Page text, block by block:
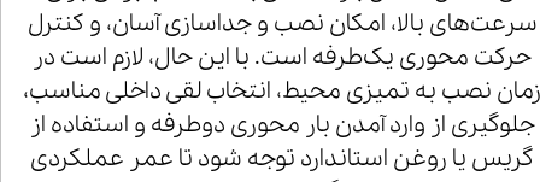
سرعت‌های بالا، امکان نصب و جداسازی آسان، و کنترل
حرکت محوری یک‌طرفه است. با این حال، لازم است در
زمان نصب به تمیزی محیط، انتخاب لقی داخلی مناسب،
جلوگیری از وارد آمدن بار محوری دوطرفه و استفاده از
گریس یا روغن استاندارد توجه شود تا عمر عملکردی